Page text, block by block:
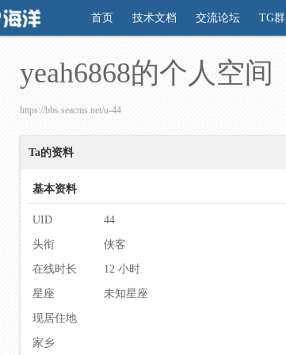
首页 技术文档 交流论坛 TG群
yeah6868的个人空间
https://bbs.seacms.net/u-44
Ta的资料
基本资料
UID 44
头衔 侠客
在线时长 12 小时
星座 未知星座
现居住地
家乡